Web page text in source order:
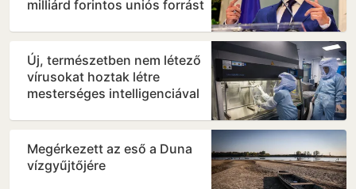
milliárd forintos uniós forrást
Új, természetben nem létező
vírusokat hoztak létre
mesterséges intelligenciával
Megérkezett az eső a Duna
vízgyűjtőjére